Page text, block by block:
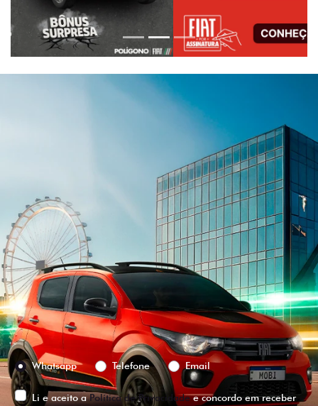
ESTOU INTERESSADO
Versão escolhida
Preferência de contato:
Whatsapp
Telefone Email
Li e aceito aPolítica de Privacidadee concordo em receber